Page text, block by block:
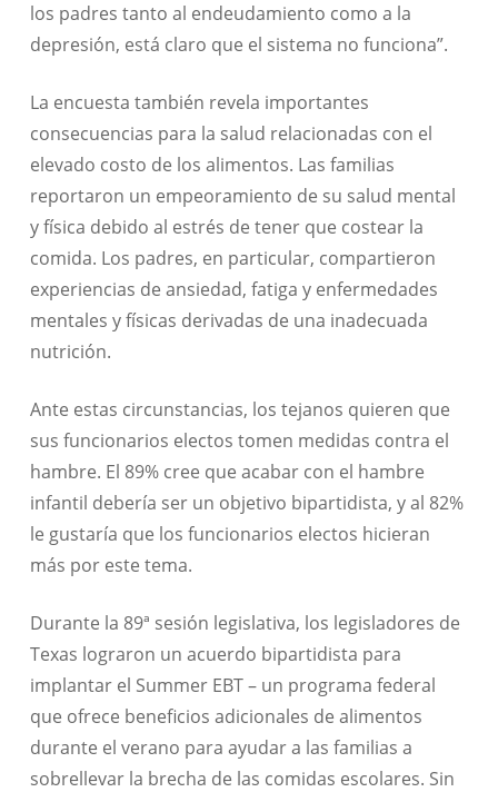
los padres tanto al endeudamiento como a la
depresión, está claro que el sistema no funciona”.
La encuesta también revela importantes
consecuencias para la salud relacionadas con el
elevado costo de los alimentos. Las familias
reportaron un empeoramiento de su salud mental
y física debido al estrés de tener que costear la
comida. Los padres, en particular, compartieron
experiencias de ansiedad, fatiga y enfermedades
mentales y físicas derivadas de una inadecuada
nutrición.
Ante estas circunstancias, los tejanos quieren que
sus funcionarios electos tomen medidas contra el
hambre. El 89% cree que acabar con el hambre
infantil debería ser un objetivo bipartidista, y al 82%
le gustaría que los funcionarios electos hicieran
más por este tema.
Durante la 89ª sesión legislativa, los legisladores de
Texas lograron un acuerdo bipartidista para
implantar el Summer EBT – un programa federal
que ofrece beneficios adicionales de alimentos
durante el verano para ayudar a las familias a
sobrellevar la brecha de las comidas escolares. Sin